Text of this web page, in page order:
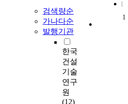
검색량순
가나다순
발행기관
한국
건설
기술
연구
원
(12)
1